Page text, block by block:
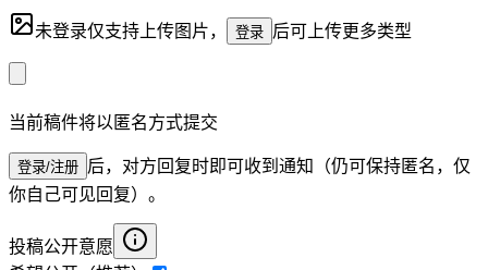
未登录仅支持上传图片， 登录 后可上传更多类型
当前稿件将以匿名方式提交
登录/注册 后，对方回复时即可收到通知（仍可保持匿名，仅
你自己可见回复）。
投稿公开意愿